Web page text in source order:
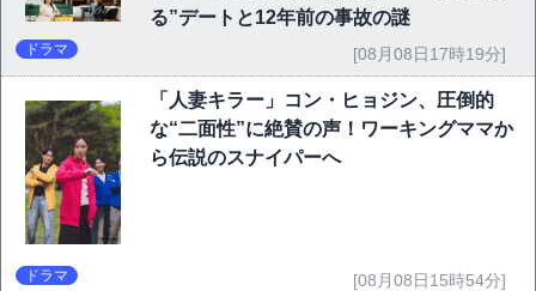
る”デートと12年前の事故の謎
ドラマ [08月08日17時19分]
「人妻キラー」コン・ヒョジン、圧倒的
な“二面性”に絶賛の声！ワーキングママか
ら伝説のスナイパーへ
ドラマ [08月08日15時54分]